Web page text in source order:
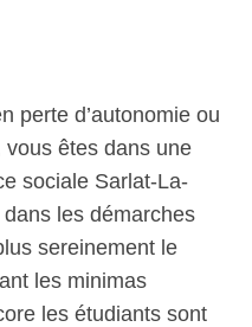
perte d’autonomie ou
vous êtes dans une
sociale Sarlat-La-
les démarches
sereinement le
les minimas
les étudiants sont